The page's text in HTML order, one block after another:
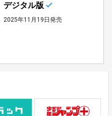
デジタル版
2025年11月19日発売